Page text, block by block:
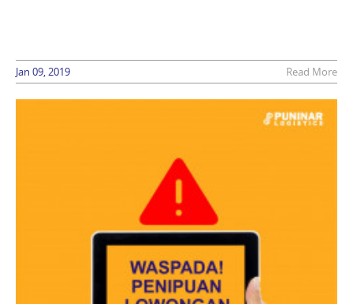
Jan 09, 2019 Read More